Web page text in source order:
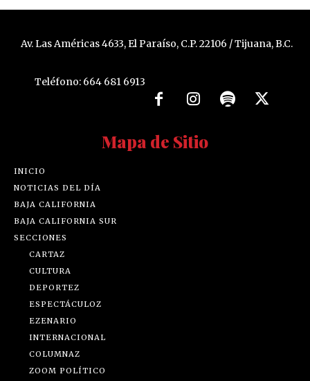
Av. Las Américas 4633, El Paraíso, C.P. 22106 / Tijuana, B.C.
Teléfono: 664 681 6913
Mapa de Sitio
INICIO
NOTICIAS DEL DÍA
BAJA CALIFORNIA
BAJA CALIFORNIA SUR
SECCIONES
CARTAZ
CULTURA
DEPORTEZ
ESPECTÁCULOZ
EZENARIO
INTERNACIONAL
COLUMNAZ
ZOOM POLÍTICO